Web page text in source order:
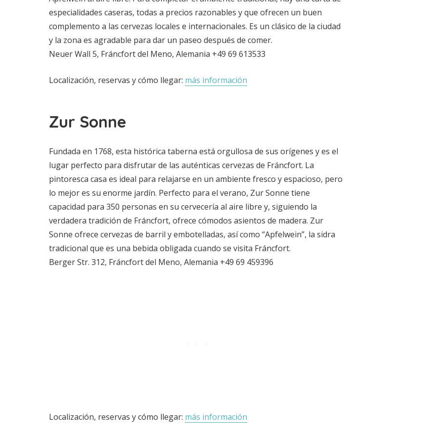
especialidades caseras, todas a precios razonables y que ofrecen un buen
complemento a las cervezas locales e internacionales. Es un clásico de la ciudad
y la zona es agradable para dar un paseo después de comer.
Neuer Wall 5, Fráncfort del Meno, Alemania +49 69 613533
Localización, reservas y cómo llegar: más información
Zur Sonne
Fundada en 1768, esta histórica taberna está orgullosa de sus orígenes y es el
lugar perfecto para disfrutar de las auténticas cervezas de Fráncfort. La
pintoresca casa es ideal para relajarse en un ambiente fresco y espacioso, pero
lo mejor es su enorme jardín. Perfecto para el verano, Zur Sonne tiene
capacidad para 350 personas en su cervecería al aire libre y, siguiendo la
verdadera tradición de Fráncfort, ofrece cómodos asientos de madera. Zur
Sonne ofrece cervezas de barril y embotelladas, así como “Apfelwein”, la sidra
tradicional que es una bebida obligada cuando se visita Fráncfort.
Berger Str. 312, Fráncfort del Meno, Alemania +49 69 459396
Localización, reservas y cómo llegar: más información